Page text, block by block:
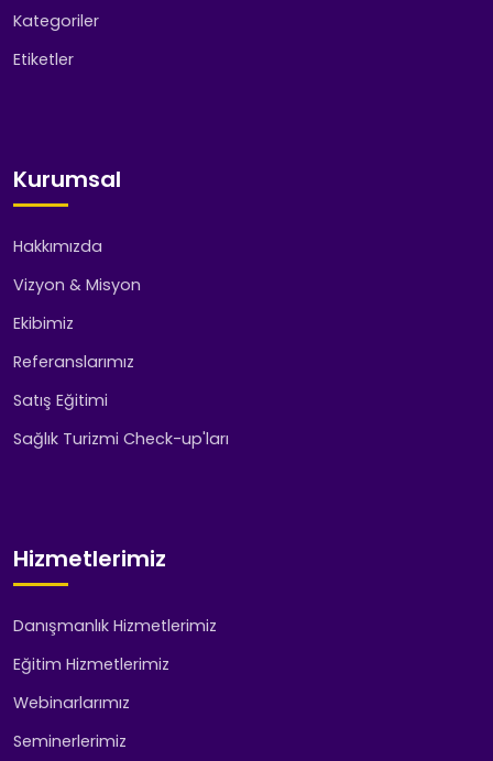
Kategoriler
Etiketler
Kurumsal
Hakkımızda
Vizyon & Misyon
Ekibimiz
Referanslarımız
Satış Eğitimi
Sağlık Turizmi Check-up'ları
Hizmetlerimiz
Danışmanlık Hizmetlerimiz
Eğitim Hizmetlerimiz
Webinarlarımız
Seminerlerimiz